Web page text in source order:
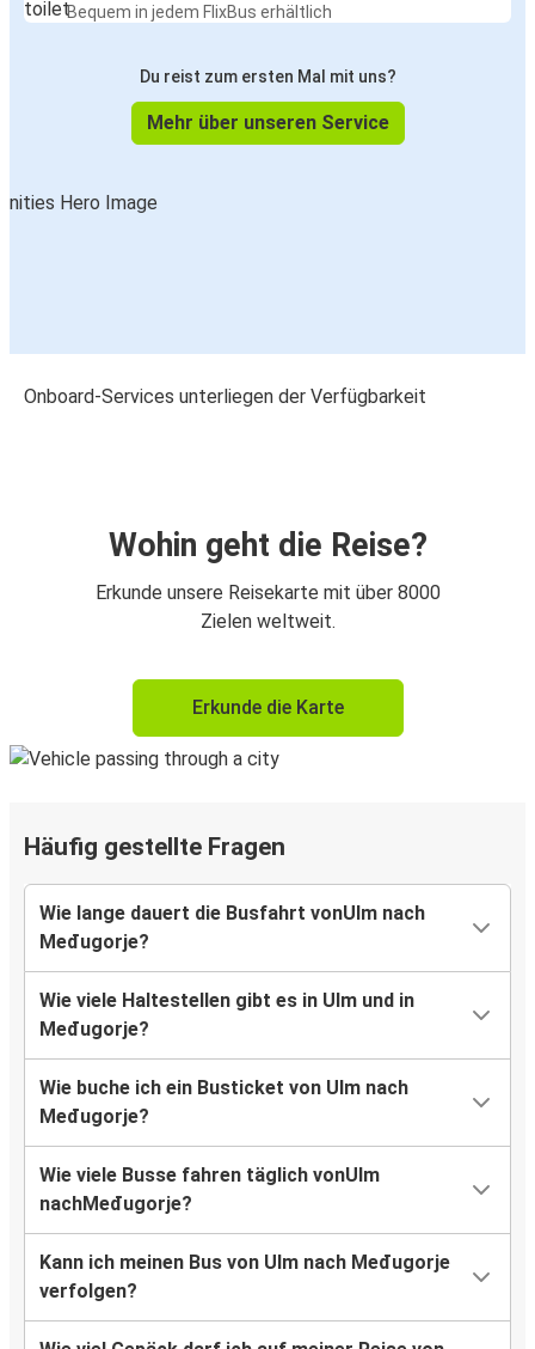
Bequem in jedem FlixBus erhältlich
Du reist zum ersten Mal mit uns?
Mehr über unseren Service
Onboard-Services unterliegen der Verfügbarkeit
Wohin geht die Reise?
Erkunde unsere Reisekarte mit über 8000
Zielen weltweit.
Erkunde die Karte
Häufig gestellte Fragen
Wie lange dauert die Busfahrt vonUlm nach
Međugorje?
Wie viele Haltestellen gibt es in Ulm und in
Međugorje?
Wie buche ich ein Busticket von Ulm nach
Međugorje?
Wie viele Busse fahren täglich vonUlm
nachMeđugorje?
Kann ich meinen Bus von Ulm nach Međugorje
verfolgen?